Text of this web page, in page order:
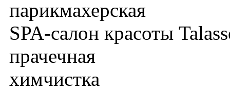
парикмахерская
SPA-салон красоты
прачечная
химчистка